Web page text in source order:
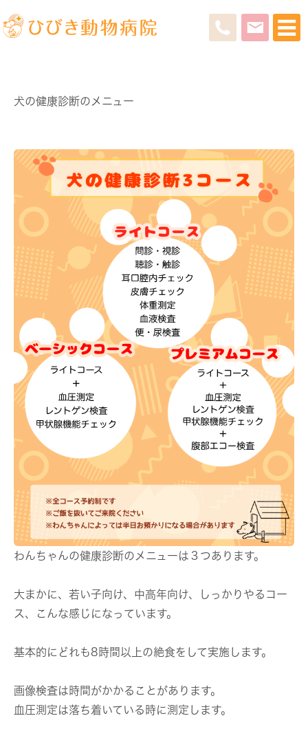
犬の健康診断のメニュー
わんちゃんの健康診断のメニューは３つあります。
大まかに、若い子向け、中高年向け、しっかりやるコー
ス、こんな感じになっています。
基本的にどれも8時間以上の絶食をして実施します。
画像検査は時間がかかることがあります。
血圧測定は落ち着いている時に測定します。